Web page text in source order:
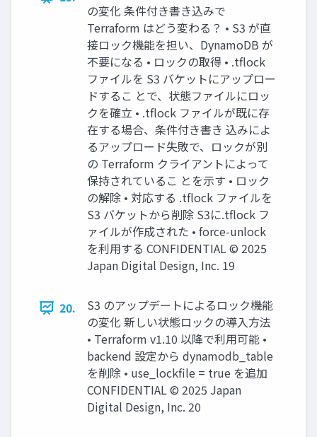
の変化 条件付き書き込みで
Terraform はどう変わる？ • S3 が直
接ロック機能を担い、DynamoDB が
不要になる • ロックの取得 • .tflock
ファイルを S3 バケットにアップロー
ドするこ とで、状態ファイルにロッ
クを確立 • .tflock ファイルが既に存
在する場合、条件付き書き 込みによ
るアップロード失敗で、ロックが別
の Terraform クライアントによって
保持されているこ とを示す • ロック
の解除 • 対応する .tflock ファイルを
S3 バケットから削除 S3に.tflock フ
ァイルが作成された • force-unlock
を利用する CONFIDENTIAL © 2025
Japan Digital Design, Inc. 19
20.
S3 のアップデートによるロック機能
の変化 新しい状態ロックの導入方法
• Terraform v1.10 以降で利用可能 •
backend 設定から dynamodb_table
を削除 • use_lockfile = true を追加
CONFIDENTIAL © 2025 Japan
Digital Design, Inc. 20